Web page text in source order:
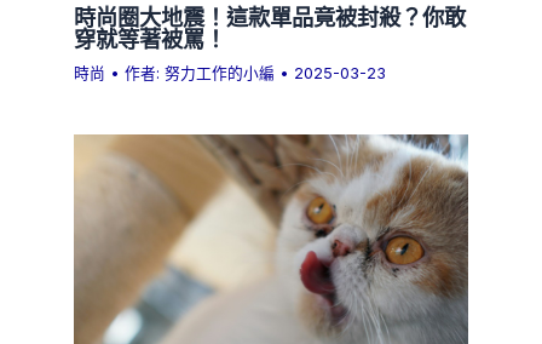
時尚圈大地震！這款單品竟被封殺？你敢
穿就等著被罵！
時尚 • 作者:努力工作的小編 • 2025-03-23